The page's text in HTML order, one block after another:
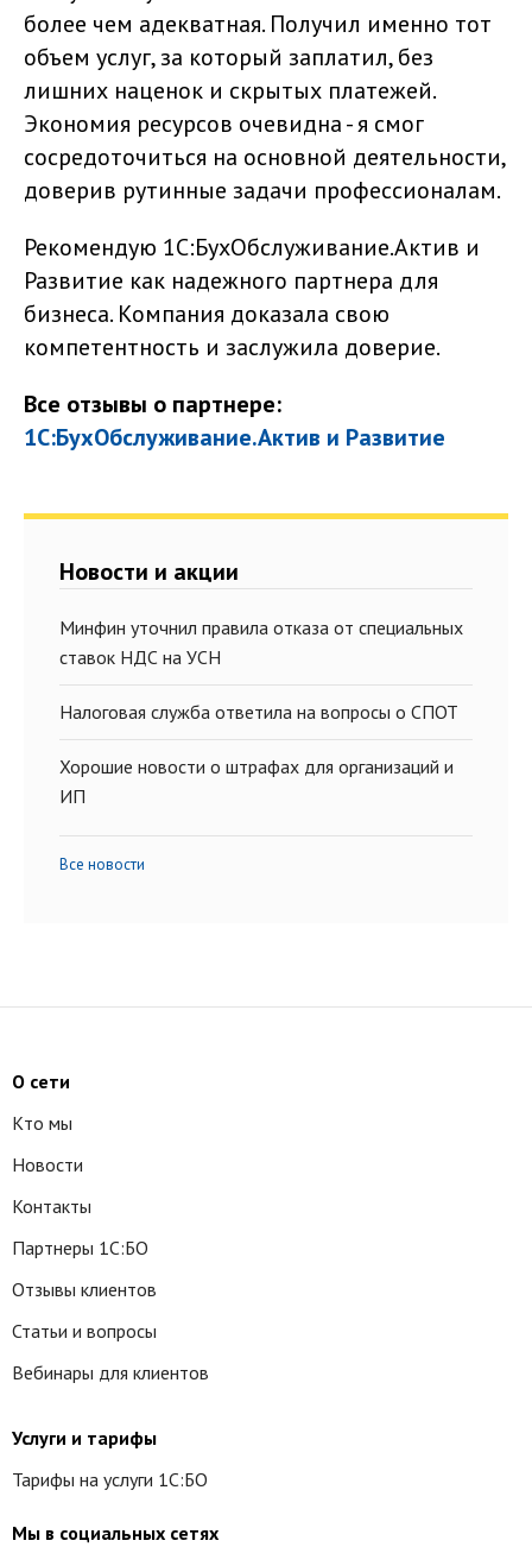
более чем адекватная. Получил именно тот
объем услуг, за который заплатил, без
лишних наценок и скрытых платежей.
Экономия ресурсов очевидна - я смог
сосредоточиться на основной деятельности,
доверив рутинные задачи профессионалам.
Рекомендую 1С:БухОбслуживание.Актив и
Развитие как надежного партнера для
бизнеса. Компания доказала свою
компетентность и заслужила доверие.
Все отзывы о партнере:
1С:БухОбслуживание.Актив и Развитие
Новости и акции
Минфин уточнил правила отказа от специальных
ставок НДС на УСН
Налоговая служба ответила на вопросы о СПОТ
Хорошие новости о штрафах для организаций и
ИП
Все новости
О сети
Кто мы
Новости
Контакты
Партнеры 1С:БО
Отзывы клиентов
Статьи и вопросы
Вебинары для клиентов
Услуги и тарифы
Тарифы на услуги 1С:БО
Мы в социальных сетях